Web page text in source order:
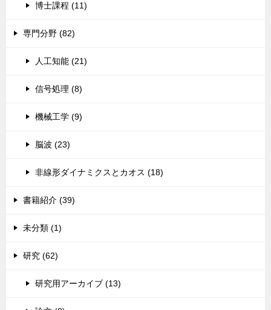
博士課程 (11)
専門分野 (82)
人工知能 (21)
信号処理 (8)
機械工学 (9)
脳波 (23)
非線形ダイナミクスとカオス (18)
書籍紹介 (39)
未分類 (1)
研究 (62)
研究用アーカイブ (13)